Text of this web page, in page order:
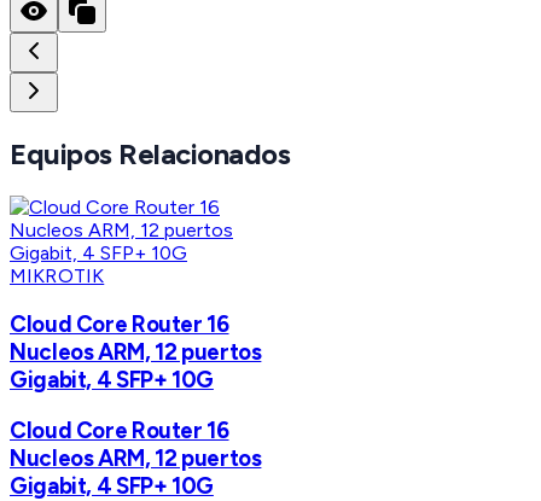
Equipos Relacionados
MIKROTIK
Cloud Core Router 16
Nucleos ARM, 12 puertos
Gigabit, 4 SFP+ 10G
Cloud Core Router 16
Nucleos ARM, 12 puertos
Gigabit, 4 SFP+ 10G